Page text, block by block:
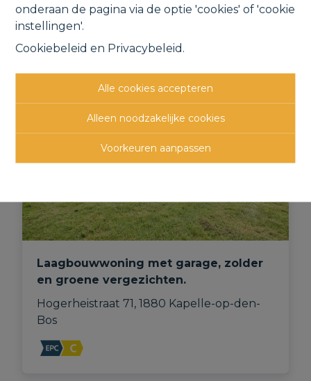
onderaan de pagina via de optie 'cookies' of 'cookie
instellingen'.
Cookiebeleid en Privacybeleid .
Alle cookies accepteren
Alleen noodzakelijke cookies
Voorkeuren aanpassen
Laagbouwwoning met garage, zolder
en groene vergezichten.
Hogerheistraat 71, 1880 Kapelle-op-den-
Bos